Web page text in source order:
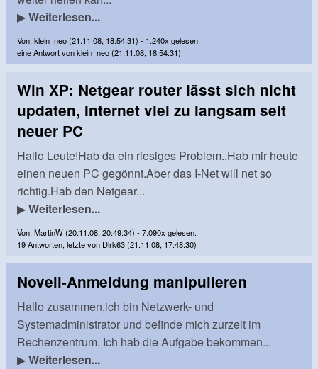
▶Weiterlesen...
Von: klein_neo (21.11.08, 18:54:31) - 1.240x gelesen.
eine Antwort von klein_neo (21.11.08, 18:54:31)
Win XP: Netgear router lässt sich nicht
updaten, Internet viel zu langsam seit
neuer PC
Hallo Leute!Hab da ein riesiges Problem..Hab mir heute
einen neuen PC gegönnt.Aber das I-Net will net so
richtig.Hab den Netgear...
▶Weiterlesen...
Von: MartinW (20.11.08, 20:49:34) - 7.090x gelesen.
19 Antworten, letzte von Dirk63 (21.11.08, 17:48:30)
Novell-Anmeldung manipulieren
Hallo zusammen,ich bin Netzwerk- und
Systemadministrator und befinde mich zurzeit im
Rechenzentrum. Ich hab die Aufgabe bekommen...
▶Weiterlesen...